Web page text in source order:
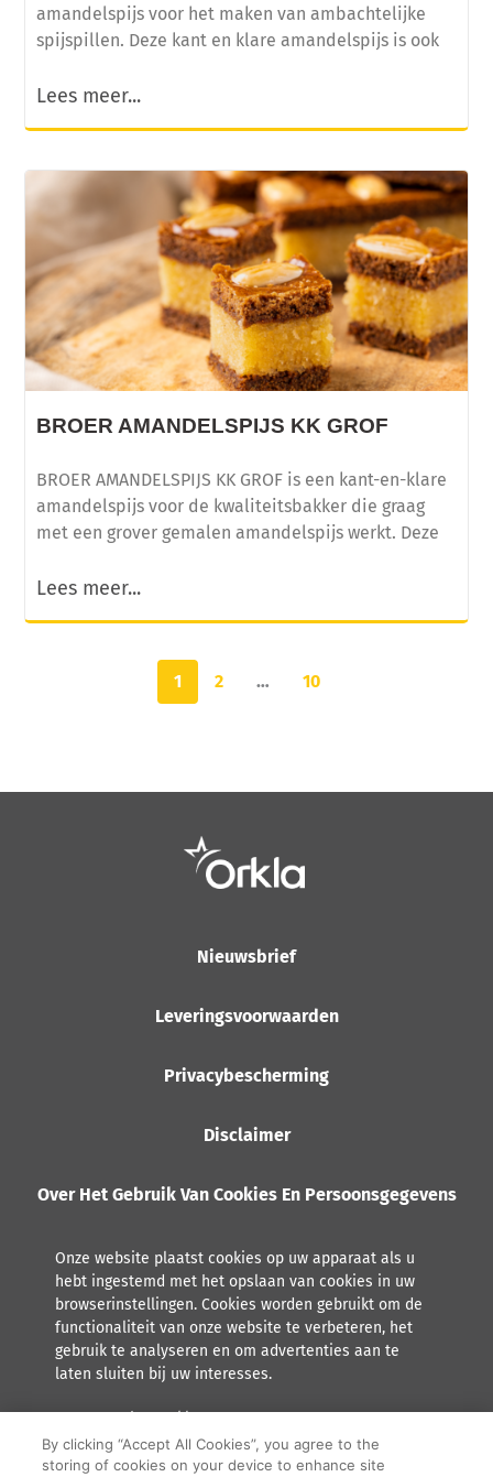
amandelspijs voor het maken van ambachtelijke
spijspillen. Deze kant en klare amandelspijs is ook
Lees meer...
BROER AMANDELSPIJS KK GROF
BROER AMANDELSPIJS KK GROF is een kant-en-klare
amandelspijs voor de kwaliteitsbakker die graag
met een grover gemalen amandelspijs werkt. Deze
Lees meer...
1 2 … 10
Nieuwsbrief
Leveringsvoorwaarden
Privacybescherming
Disclaimer
Over Het Gebruik Van Cookies En Persoonsgegevens
Onze website plaatst cookies op uw apparaat als u
hebt ingestemd met het opslaan van cookies in uw
browserinstellingen. Cookies worden gebruikt om de
functionaliteit van onze website te verbeteren, het
gebruik te analyseren en om advertenties aan te
laten sluiten bij uw interesses.
Lees meer over hoe Orkla met persoonsgegevens omgaat,
inclusief het recht tot inzage.
By clicking “Accept All Cookies”, you agree to the
storing of cookies on your device to enhance site